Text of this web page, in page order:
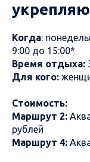
Когда:
9:00 до 15:00*
Время отдыха:
Для кого:
Стоимость:
Маршрут 2:
рублей
Маршрут 4: